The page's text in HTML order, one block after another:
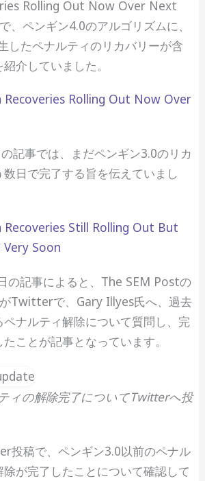
Rolling Out Now Over Next
、ペンギン4.0のアルゴリズムに、
したペナルティのリカバリーが含
介していました。
Recoveries Rolling Out Now Over
記事では、まだペンギン3.0のリカ
日で完了する旨を伝えていまし
Recoveries Still Rolling Out But
Soon
の記事によると、The SEM Postの
Twitterで、Gary Illyes氏へ、過去
ナルティ解除について質問し、完
ことが記事となっています。
ィの解除完了についてTwitterへ投
投稿で、ペンギン3.0以前のペナル
が完了したことについて確認して